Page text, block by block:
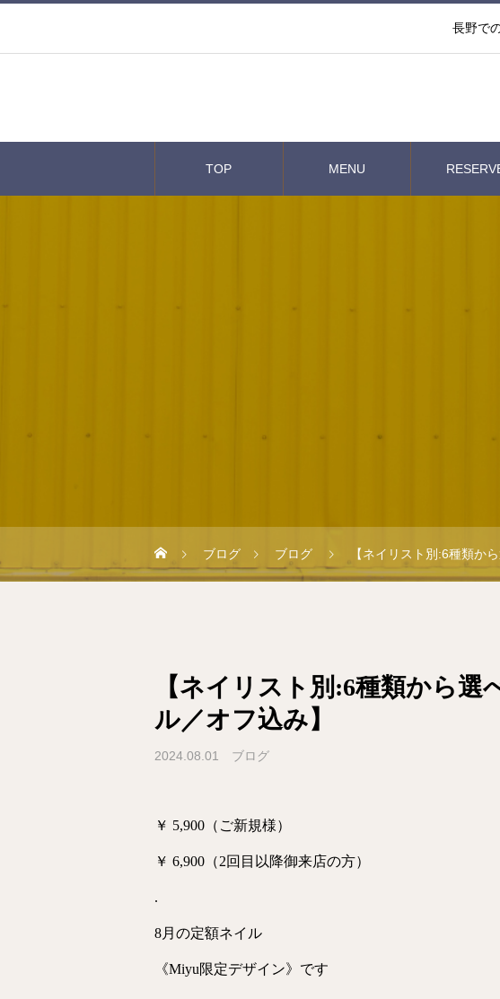
長野で
TOP MENU
ブログ ブログ 【ネイリスト別:6種類か
【ネイリスト別:6種類から選
ル／オフ込み】
2024.08.01 ブログ
￥ 5,900（ご新規様）
￥ 6,900（2回目以降御来店の方）
.
8月の定額ネイル
《Miyu限定デザイン》です